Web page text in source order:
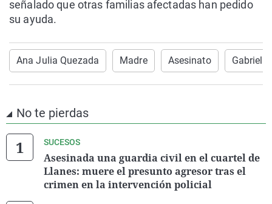
señalado que otras familias afectadas han pedido
su ayuda.
Ana Julia Quezada Madre Asesinato Gabriel
No te pierdas
SUCESOS
Asesinada una guardia civil en el cuartel de
Llanes: muere el presunto agresor tras el
crimen en la intervención policial